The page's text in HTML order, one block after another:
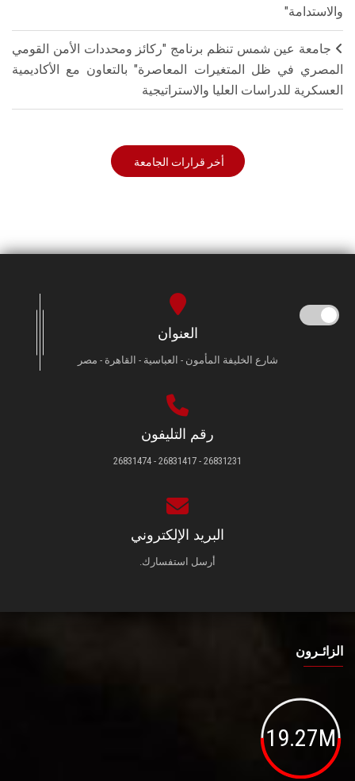
والاستدامة"
جامعة عين شمس تنظم برنامج "ركائز ومحددات الأمن القومي
المصري في ظل المتغيرات المعاصرة" بالتعاون مع الأكاديمية
العسكرية للدراسات العليا والاستراتيجية
أخر قرارات الجامعة
العنوان
شارع الخليفة المأمون - العباسية - القاهرة - مصر
رقم التليفون
26831231 - 26831417 - 26831474
البريد الإلكتروني
أرسل استفسارك.
الزائـرون
19.27M